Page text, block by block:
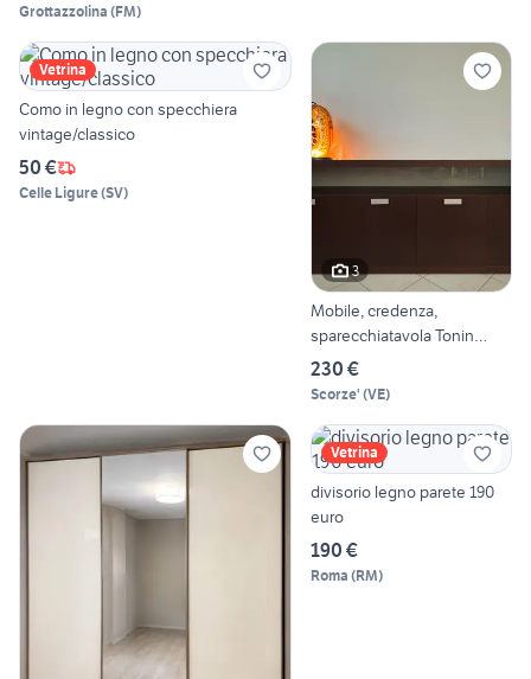
Grottazzolina (FM)
Vetrina
Como in legno con specchiera
vintage/classico
50 €
Celle Ligure(SV)
3
Mobile, credenza,
sparecchiatavola Tonin
Casa
230 €
Scorze' (VE)
Vetrina
divisorio legno parete 190
euro
190 €
Roma (RM)